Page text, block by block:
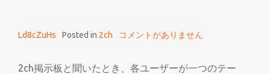
Ld8cZuHs Posted in 2ch コメントがありません
2ch掲示板と聞いたとき、各ユーザーが一つのテー